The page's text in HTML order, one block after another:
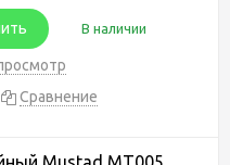
В наличии
Сравнение